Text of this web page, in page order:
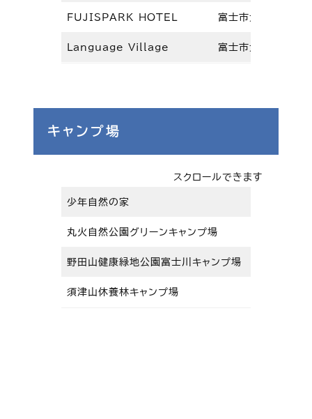
FUJISPARK HOTEL 富士市大淵325-5
Language Village 富士市大淵4265-
キャンプ場
スクロールできます
少年自然の家
丸火自然公園グリーンキャンプ場
野田山健康緑地公園富士川キャンプ場
須津山休養林キャンプ場